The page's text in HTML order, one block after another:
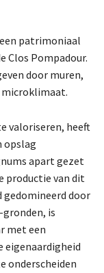
patrimoniaal
Clos Pompadour.
door muren,
microklimaat.
valoriseren, heeft
opslag
apart gezet
productie van dit
gedomineerd door
is
met een
eigenaardigheid
onderscheiden